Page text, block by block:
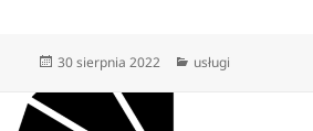
Data
30 sierpnia 2022 Kategorie
usługi